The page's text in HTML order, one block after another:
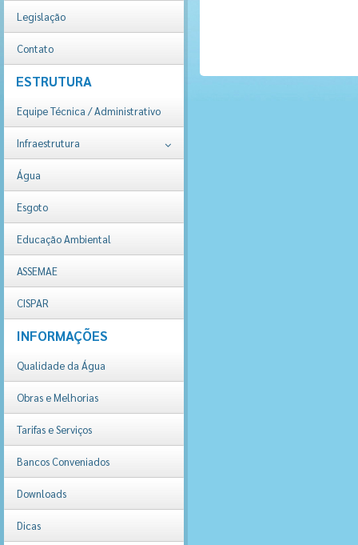
Legislação
Contato
ESTRUTURA
Equipe Técnica / Administrativo
Infraestrutura
Água
Esgoto
Educação Ambiental
ASSEMAE
CISPAR
INFORMAÇÕES
Qualidade da Água
Obras e Melhorias
Tarifas e Serviços
Bancos Conveniados
Downloads
Dicas